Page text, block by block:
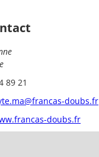
89 21
doubs.fr
doubs.fr